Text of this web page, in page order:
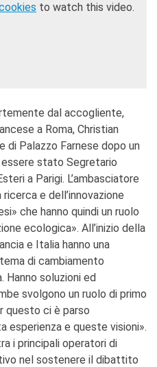
gare
sul
IL
to watch this video.
dal accogliente,
a Roma, Christian
di Palazzo Farnese dopo un
stato Segretario
a Parigi. L’ambasciatore
e dell’innovazione
che hanno quindi un ruolo
ecologica». All’inizio della
e Italia hanno una
di cambiamento
soluzioni ed
svolgono un ruolo di primo
questo ci è parso
esperienza e queste visioni».
i principali operatori di
nel sostenere il dibattito